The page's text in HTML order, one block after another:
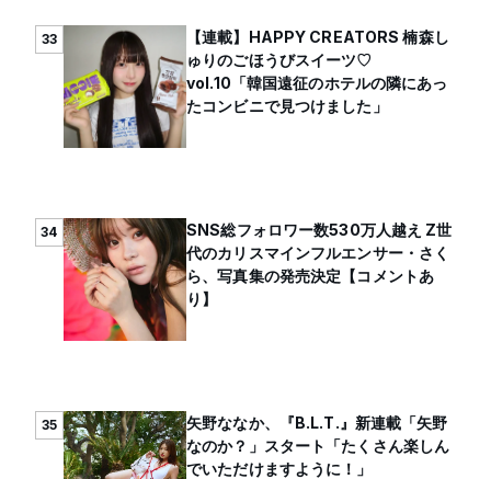
33
【連載】HAPPY CREATORS 楠森し
ゅりのごほうびスイーツ♡
vol.10「韓国遠征のホテルの隣にあっ
たコンビニで見つけました」
34
SNS総フォロワー数530万人越え Z世
代のカリスマインフルエンサー・さく
ら、写真集の発売決定【コメントあ
り】
35
矢野ななか、『B.L.T.』新連載「矢野
なのか？」スタート「たくさん楽しん
でいただけますように！」